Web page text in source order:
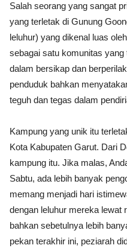
Salah seorang yang sangat
yang terletak di Gunung
leluhur) yang dikenal luas
sebagai satu komunitas
dalam bersikap dan
penduduk bahkan
teguh dan tegas dalam
Kampung yang unik itu
Kota Kabupaten Garut. Dari
kampung itu. Jika malas,
Sabtu, ada lebih banyak
memang menjadi hari
dengan leluhur mereka lewat
bahkan sebetulnya lebih
pekan terakhir ini, peziarah